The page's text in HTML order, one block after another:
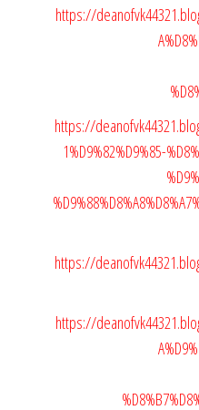
https://
https://
1%D9%82%D9%85-
https://
https://